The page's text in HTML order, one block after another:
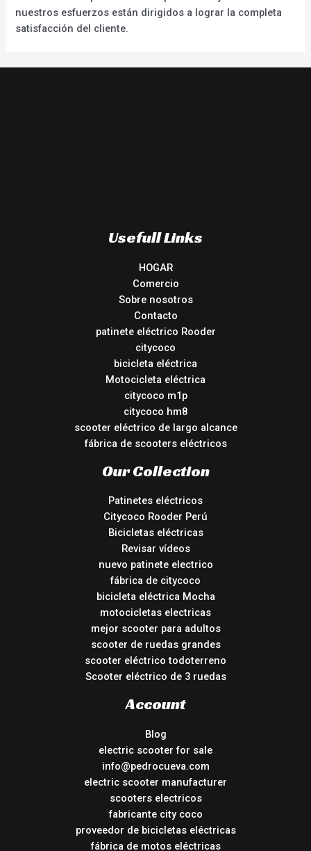
nuestros esfuerzos están dirigidos a lograr la completa
satisfacción del cliente.
Usefull Links
HOGAR
Comercio
Sobre nosotros
Contacto
patinete eléctrico Rooder
citycoco
bicicleta eléctrica
Motocicleta eléctrica
citycoco m1p
citycoco hm8
scooter eléctrico de largo alcance
fábrica de scooters eléctricos
Our Collection
Patinetes eléctricos
Citycoco Rooder Perú
Bicicletas eléctricas
Revisar vídeos
nuevo patinete electrico
fábrica de citycoco
bicicleta eléctrica Mocha
motocicletas electricas
mejor scooter para adultos
scooter de ruedas grandes
scooter eléctrico todoterreno
Scooter eléctrico de 3 ruedas
Account
Blog
electric scooter for sale
info@pedrocueva.com
electric scooter manufacturer
scooters electricos
fabricante city coco
proveedor de bicicletas eléctricas
fábrica de motos eléctricas